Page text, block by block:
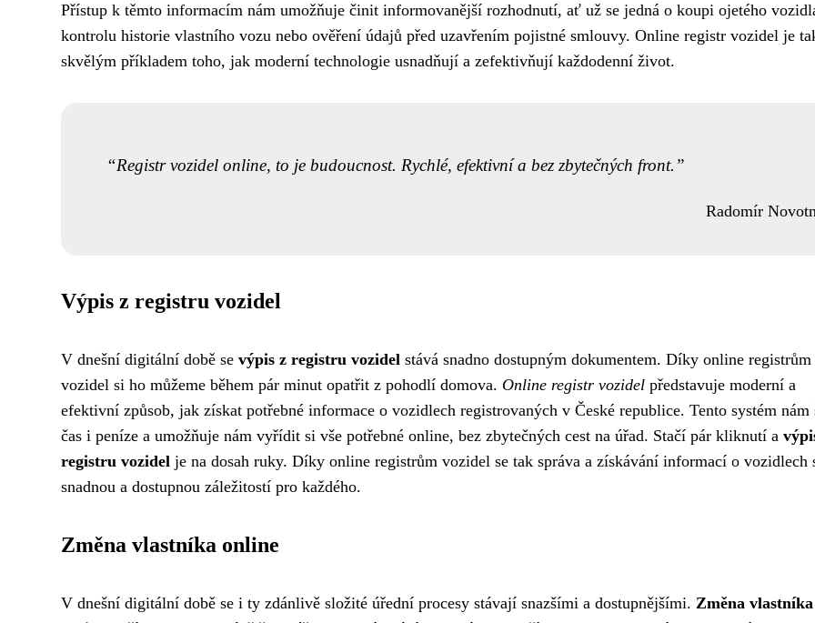
Přístup k těmto informacím nám umožňuje činit informovanější rozhodnutí, ať už se jedná o koupi ojetého
kontrolu historie vlastního vozu nebo ověření údajů před uzavřením pojistné smlouvy. Online registr vozidel je
skvělým příkladem toho, jak moderní technologie usnadňují a zefektivňují každodenní život.
Registr vozidel online, to je budoucnost. Rychlé, efektivní a bez zbytečných front.
Radomír
Výpis z registru vozidel
V dnešní digitální době se výpis z registru vozidel stává snadno dostupným dokumentem. Díky online registrům
vozidel si ho můžeme během pár minut opatřit z pohodlí domova. Online registr vozidel představuje moderní a
efektivní způsob, jak získat potřebné informace o vozidlech registrovaných v České republice. Tento systém nám
čas i peníze a umožňuje nám vyřídit si vše potřebné online, bez zbytečných cest na úřad. Stačí pár kliknutí a
registru vozidel je na dosah ruky. Díky online registrům vozidel se tak správa a získávání informací o vozidlech
snadnou a dostupnou záležitostí pro každého.
Změna vlastníka online
V dnešní digitální době se i ty zdánlivě složité úřední procesy stávají snazšími a dostupnějšími. Změna vlastníka